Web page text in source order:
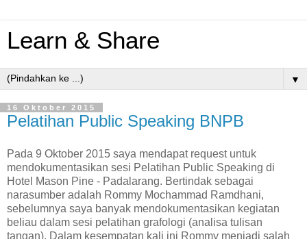
Learn & Share
▼
16 Oktober 2015
Pelatihan Public Speaking BNPB
Pada 9 Oktober 2015 saya mendapat request untuk
mendokumentasikan sesi Pelatihan Public Speaking di
Hotel Mason Pine - Padalarang. Bertindak sebagai
narasumber adalah Rommy Mochammad Ramdhani,
sebelumnya saya banyak mendokumentasikan kegiatan
beliau dalam sesi pelatihan grafologi (analisa tulisan
tangan). Dalam kesempatan kali ini Rommy menjadi salah